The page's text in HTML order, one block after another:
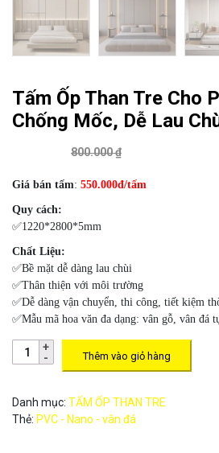
Tấm Ốp Than Tre Cho
Chống Mốc, Dễ Lau
800.000 ₫
Giá bán tấm: 550.000đ/tấm
Quy cách:
✅1220*2800*5mm
Chất Liệu:
✅Bề mặt dễ dàng lau chùi
✅Thân thiện với môi trường
✅Dễ dàng vận chuyển, thi công, tiết kiệm
✅Mẫu mã hoa văn đa dạng: vân gỗ, vân đá
Thêm vào giỏ hàng
Danh mục: TẤM ỐP THAN TRE
Thẻ: PVC - Nano - vân đá